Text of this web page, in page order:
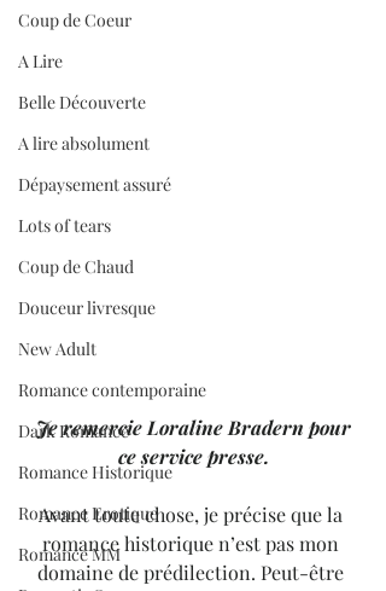
Coup de Coeur
A Lire
Belle Découverte
A lire absolument
Dépaysement assuré
Lots of tears
Coup de Chaud
Douceur livresque
New Adult
Romance contemporaine
Dark Romance
Romance Historique
Romance Erotique
Romance MM
Je remercie Loraline Bradern pour
ce service presse.
Avant toute chose, je précise que la
romance historique n’est pas mon
domaine de prédilection. Peut-être